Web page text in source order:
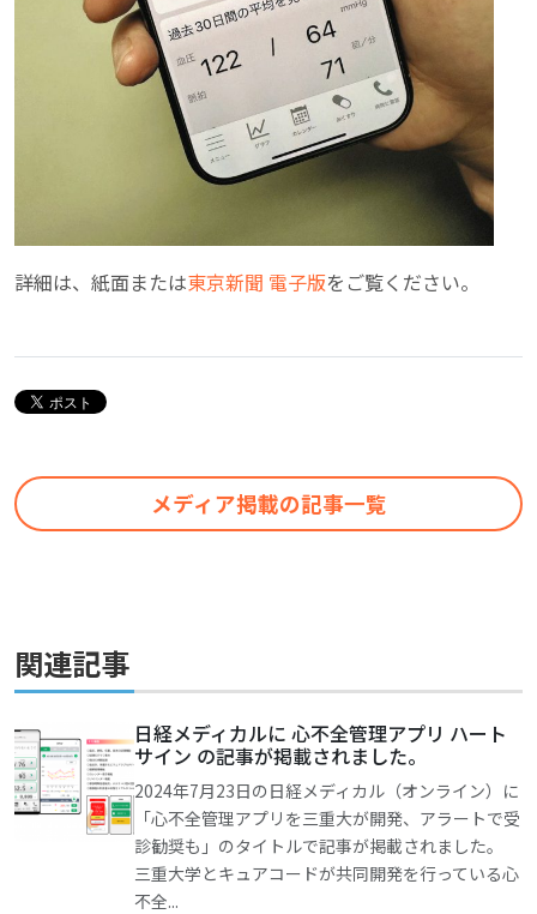
詳細は、紙面または東京新聞 電子版をご覧ください。
メディア掲載の記事一覧
関連記事
日経メディカルに 心不全管理アプリ ハート
サイン の記事が掲載されました。
2024年7月23日の日経メディカル（オンライン）に
「心不全管理アプリを三重大が開発、アラートで受
診勧奨も」のタイトルで記事が掲載されました。
三重大学とキュアコードが共同開発を行っている心
不全...